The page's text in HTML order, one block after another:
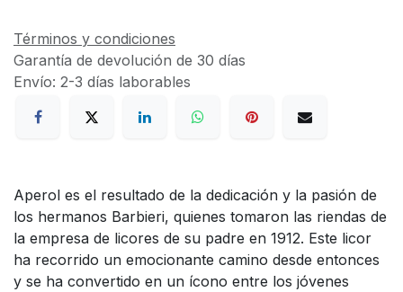
Términos y condiciones
Garantía de devolución de 30 días
Envío: 2-3 días laborables
Aperol es el resultado de la dedicación y la pasión de
los hermanos Barbieri, quienes tomaron las riendas de
la empresa de licores de su padre en 1912. Este licor
ha recorrido un emocionante camino desde entonces
y se ha convertido en un ícono entre los jóvenes